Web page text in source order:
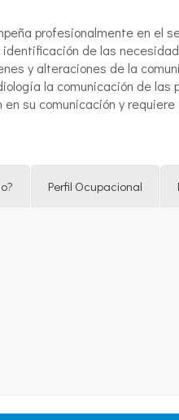
profesionalmente en el
de las
y alteraciones de la
la comunicación de las
su comunicación y
Perfil Ocupacional